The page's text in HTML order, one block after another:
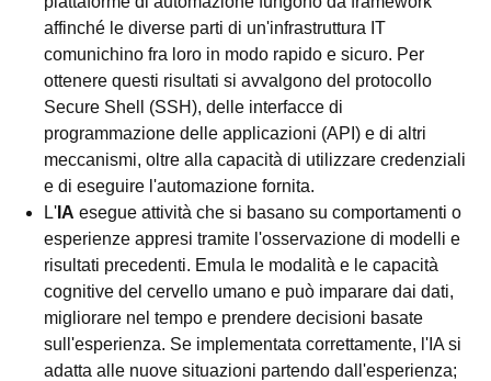
affinché le diverse parti di un'infrastruttura IT
comunichino fra loro in modo rapido e sicuro. Per
ottenere questi risultati si avvalgono del protocollo
Secure Shell (SSH), delle interfacce di
programmazione delle applicazioni (API) e di altri
meccanismi, oltre alla capacità di utilizzare credenziali
e di eseguire l'automazione fornita.
L' IA esegue attività che si basano su comportamenti o
esperienze appresi tramite l'osservazione di modelli e
risultati precedenti. Emula le modalità e le capacità
cognitive del cervello umano e può imparare dai dati,
migliorare nel tempo e prendere decisioni basate
sull'esperienza. Se implementata correttamente, l'IA si
adatta alle nuove situazioni partendo dall'esperienza;